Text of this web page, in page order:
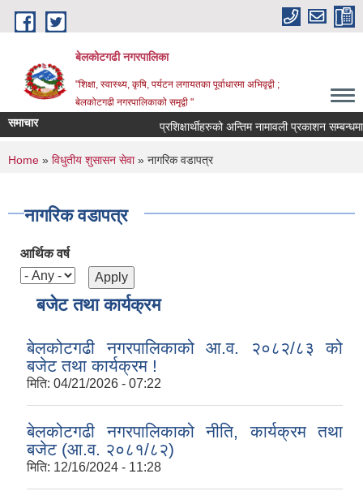
Skip to main content
बेलकोटगढी नगरपालिका
"शिक्षा, स्वास्थ्य, कृषि, पर्यटन लगायतका पूर्वाधारमा अभिवृद्वी ;
बेलकोटगढी नगरपालिकाको समृद्वी "
समाचार प्रशिक्षार्थीहरुको अन्तिम नामावली प्रकाशन सम्बन्धमा !
You are here
Home » विधुतीय शुसासन सेवा» नागरिक वडापत्र
नागरिक वडापत्र
आर्थिक वर्ष
बजेट तथा कार्यक्रम
बेलकोटगढी नगरपालिकाको आ.व. २०८२/८३ को
बजेट तथा कार्यक्रम !
मिति: 04/21/2026 - 07:22
बेलकोटगढी नगरपालिकाको नीति, कार्यक्रम तथा
बजेट (आ.व. २०८१/८२)
मिति: 12/16/2024 - 11:28